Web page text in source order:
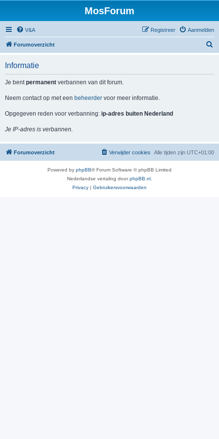
MosForum
V&A Aanmelden
Registreer
Forumoverzicht
Informatie
Je bentpermanent verbannen van dit forum.
Neem contact op met een beheerder voor meer informatie.
Opgegeven reden voor verbanning: ip-adres buiten Nederland
Je IP-adres is verbannen.
Forumoverzicht Alle tijden zijn UTC+01:00
Verwijder cookies
Powered by phpBB® Forum Software © phpBB Limited
Nederlandse vertaling doorphpBB.nl
Privacy | Gebruikersvoorwaarden